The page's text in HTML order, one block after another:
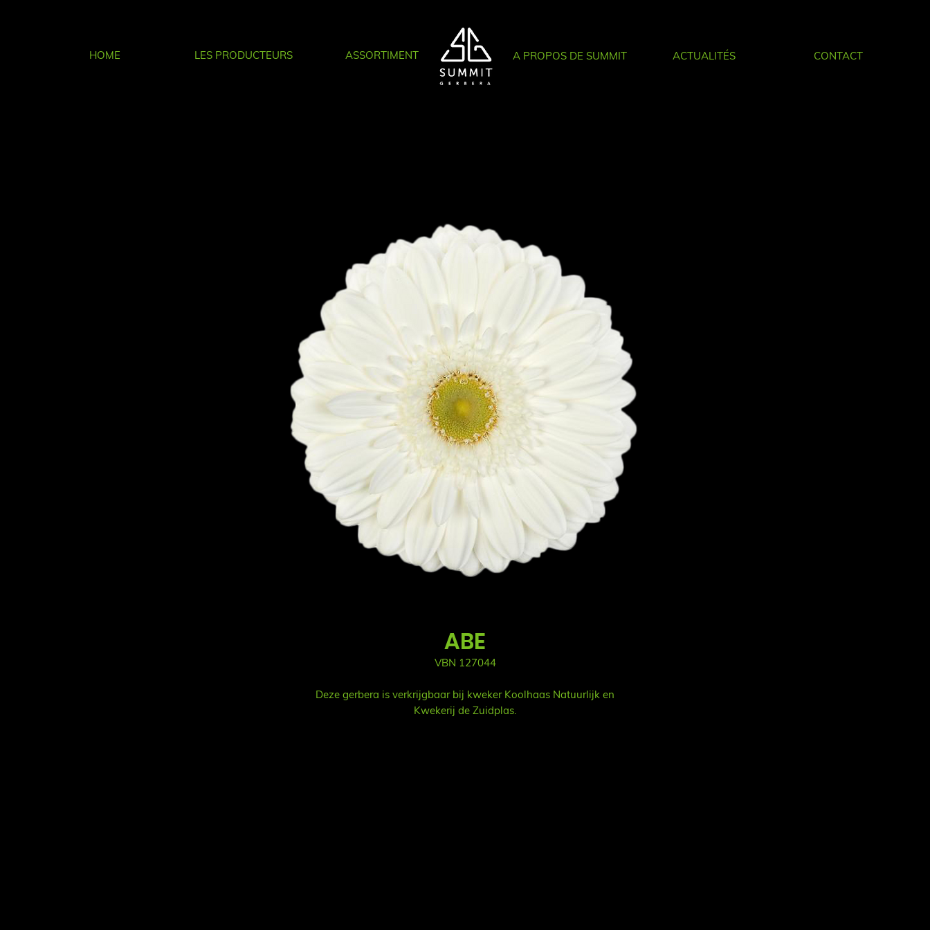
HOME LES PRODUCTEURS ASSORTIMENT A PROPOS DE SUMMIT ACTUALITÉS CONTACT
ABE
VBN 127044
Deze gerbera is verkrijgbaar bij kweker Koolhaas Natuurlijk en
Kwekerij de Zuidplas.